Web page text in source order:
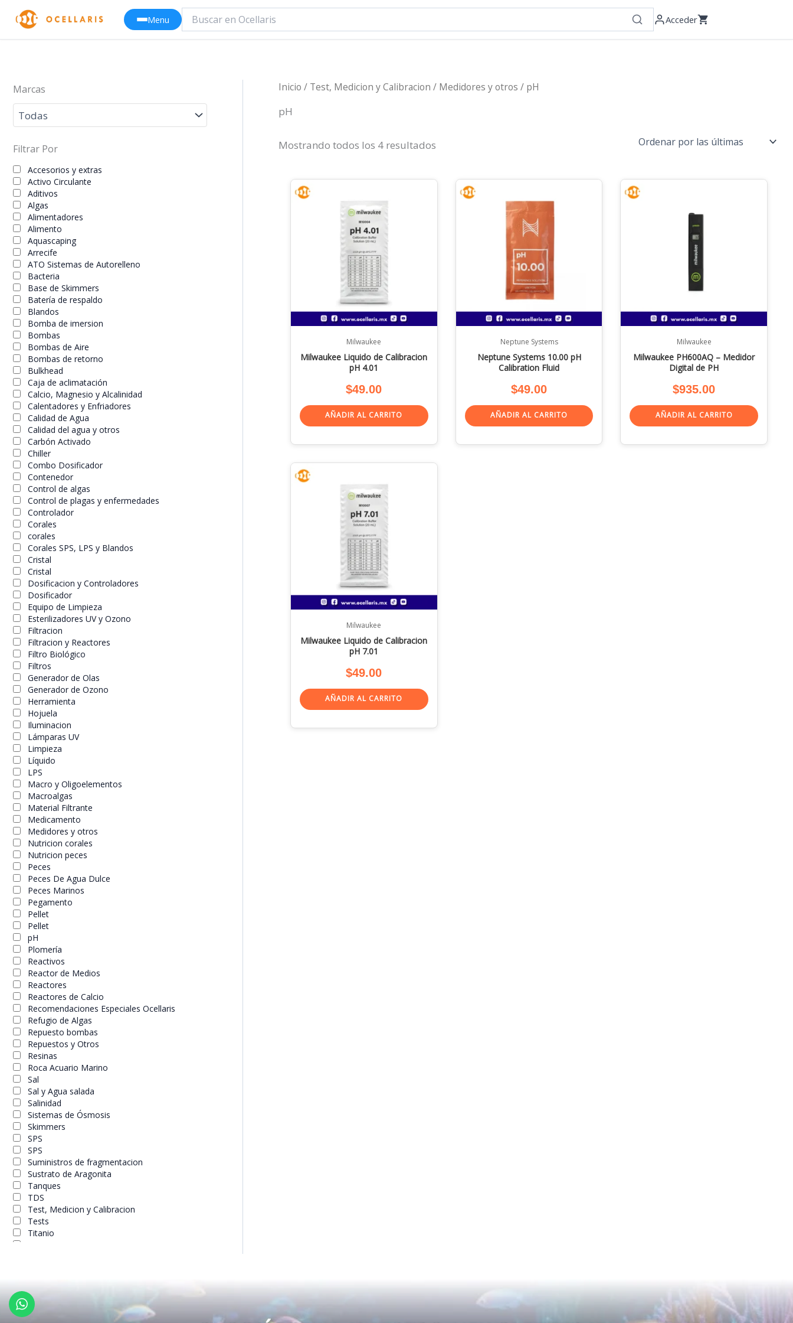
contenido
Menu Acceder
Marcas
Filtrar Por
Accesorios y extras
Activo Circulante
Aditivos
Algas
Alimentadores
Alimento
Aquascaping
Arrecife
ATO Sistemas de Autorelleno
Bacteria
Base de Skimmers
Batería de respaldo
Blandos
Bomba de imersion
Bombas
Bombas de Aire
Bombas de retorno
Bulkhead
Caja de aclimatación
Calcio, Magnesio y Alcalinidad
Calentadores y Enfriadores
Calidad de Agua
Calidad del agua y otros
Carbón Activado
Chiller
Combo Dosificador
Contenedor
Control de algas
Control de plagas y enfermedades
Controlador
Corales
corales
Corales SPS, LPS y Blandos
Cristal
Cristal
Dosificacion y Controladores
Dosificador
Equipo de Limpieza
Esterilizadores UV y Ozono
Filtracion
Filtracion y Reactores
Filtro Biológico
Filtros
Generador de Olas
Generador de Ozono
Herramienta
Hojuela
Iluminacion
Lámparas UV
Limpieza
Líquido
LPS
Macro y Oligoelementos
Macroalgas
Material Filtrante
Medicamento
Medidores y otros
Nutricion corales
Nutricion peces
Peces
Peces De Agua Dulce
Peces Marinos
Pegamento
Pellet
Pellet
pH
Plomería
Reactivos
Reactor de Medios
Reactores
Reactores de Calcio
Recomendaciones Especiales Ocellaris
Refugio de Algas
Repuesto bombas
Repuestos y Otros
Resinas
Roca Acuario Marino
Sal
Sal y Agua salada
Salinidad
Sistemas de Ósmosis
Skimmers
SPS
SPS
Suministros de fragmentacion
Sustrato de Aragonita
Tanques
TDS
Test, Medicion y Calibracion
Tests
Titanio
Zeolita
Inicio / Test, Medicion y Calibracion / Medidores y otros / pH
pH
Mostrando todos los 4 resultados
Milwaukee
Milwaukee Liquido de Calibracion
pH 4.01
$49.00
AÑADIR AL CARRITO
Neptune Systems
Neptune Systems 10.00 pH
Calibration Fluid
$49.00
AÑADIR AL CARRITO
Milwaukee
Milwaukee PH600AQ – Medidor
Digital de PH
$935.00
AÑADIR AL CARRITO
Milwaukee
Milwaukee Liquido de Calibracion
pH 7.01
$49.00
AÑADIR AL CARRITO